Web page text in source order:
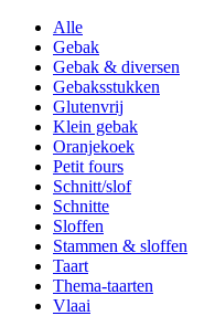
Alle
Gebak
Gebak & diversen
Gebaksstukken
Glutenvrij
Klein gebak
Oranjekoek
Petit fours
Schnitt/slof
Schnitte
Sloffen
Stammen & sloffen
Taart
Thema-taarten
Vlaai